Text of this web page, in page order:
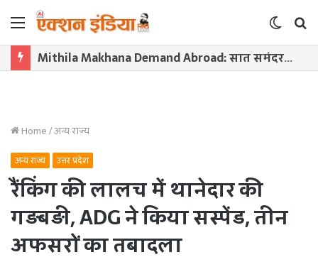
Menu
Switch
skin
Mithila Makhana Demand Abroad: सात समंदर पार महका मिथिला का मखाना! दरभंगा से 9500 किमी दूर ऑस्ट्रेलिया पहुंची 1800 किलो की खेप
Home/अन्य राज्य
अन्य राज्य उत्तर प्रदेश
रैंकिंग की लालच में थानेदार की
गड़बड़ी, ADG ने किया सस्पेंड, तीन
अफसरों का तबादला